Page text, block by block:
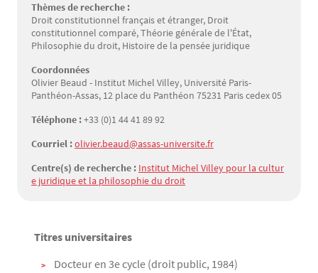
Thèmes de recherche :
Droit constitutionnel français et étranger, Droit
constitutionnel comparé, Théorie générale de l'État,
Philosophie du droit, Histoire de la pensée juridique
Coordonnées
Olivier Beaud - Institut Michel Villey, Université Paris-
Panthéon-Assas, 12 place du Panthéon 75231 Paris cedex 05
Téléphone :+33 (0)1 44 41 89 92
Courriel :olivier.beaud@assas-universite.fr
Centre(s) de recherche : Institut Michel Villey pour la cultur
e juridique et la philosophie du droit
Texte
Titres universitaires
Docteur en 3e cycle (droit public, 1984)